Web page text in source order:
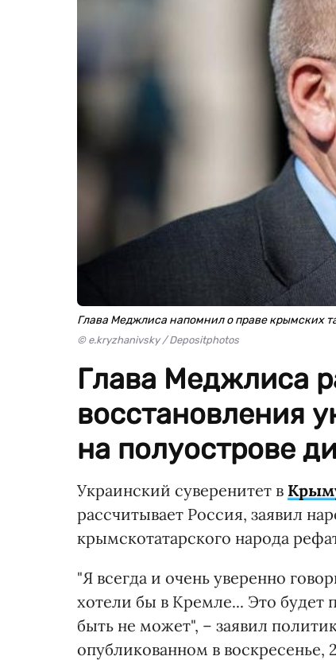
Глава Меджлиса напомнил о праве крымских
© e.kryzhanivsky / Depositphotos
Глава Меджлиса
восстановления
на полуострове
Украинский суверенитет в
рассчитывает Россия, заявил
крымскотатарского народа
"Я всегда и очень уверенно
хотели бы в Кремле... Это
быть не может", – заявил
опубликованном в воскресенье,